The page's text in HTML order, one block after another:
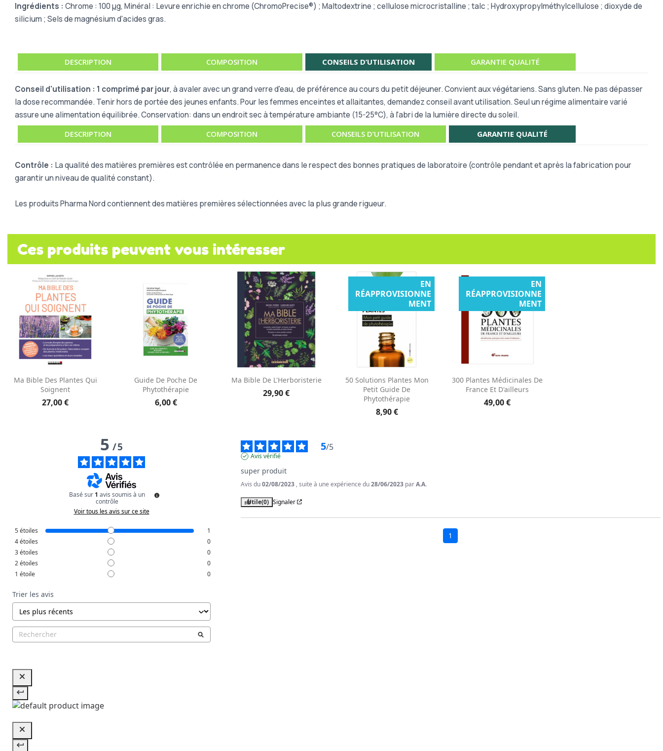
Ingrédients : Chrome : 100µg, Minéral : Levure enrichie en chrome (ChromoPrecise®) ; Maltodextrine ; cellulose microcristalline ; talc ; Hydroxypropylméthylcellulose ; dioxyde de
silicium ; Sels de magnésium d'acides gras.
DESCRIPTION COMPOSITION CONSEILS D’UTILISATION GARANTIE QUALITÉ
Conseil d'utilisation : 1 comprimé par jour, à avaler avec un grand verre d'eau, de préférence au cours du petit déjeuner. Convient aux végétariens. Sans gluten.Ne pas dépasser
la dose recommandée. Tenir hors de portée des jeunes enfants. Pour les femmes enceintes et allaitantes, demandez conseil avant utilisation. Seul un régime alimentaire varié
assure une alimentation équilibrée.Conservation: dans un endroit sec à température ambiante (15-25°C), à l'abri de la lumière directe du soleil.
DESCRIPTION COMPOSITION CONSEILS D’UTILISATION GARANTIE QUALITÉ
Contrôle : La qualité des matières premières est contrôlée en permanence dans le respect des bonnes pratiques de laboratoire (contrôle pendant et après la fabrication pour
garantir un niveau de qualité constant).
Les produits Pharma Nord contiennent des matières premières sélectionnées avec la plus grande rigueur.
Ces produits peuvent vous intéresser
Aperçu rapide
Ma Bible Des Plantes Qui
Soignent
27,00 €
Aperçu rapide
Guide De Poche De
Phytothérapie
6,00 €
Aperçu rapide
Ma Bible De L'Herboristerie
29,90 €
Aperçu rapide
50 Solutions Plantes Mon
Petit Guide De
Phytothérapie
8,90 €
EN
RÉAPPROVISIONNE
MENT
Aperçu rapide
300 Plantes Médicinales De
France Et D'ailleurs
49,00 €
EN
RÉAPPROVISIONNE
MENT
5/5
Basé sur 1 avis soumis à un
contrôle
Voir tous les avis sur ce site
5étoiles
1
4étoiles
0
3étoiles
0
2étoiles
0
1 étoile 0
Trier les avis
5/5
Avis vérifié
super produit
Avis du02/08/2023 , suite à une expérience du28/06/2023 parA.A.
Utile(0) Signaler
1